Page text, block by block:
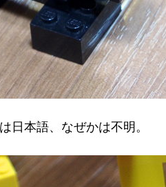
日本語、なぜかは不明。